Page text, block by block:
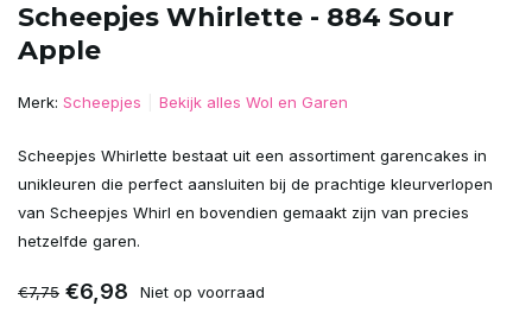
Scheepjes Whirlette - 884 Sour
Apple
Merk: Scheepjes Bekijk alles Wol en Garen
Scheepjes Whirlette bestaat uit een assortiment garencakes in
unikleuren die perfect aansluiten bij de prachtige kleurverlopen
van Scheepjes Whirl en bovendien gemaakt zijn van precies
hetzelfde garen.
€7,75 €6,98 Niet op voorraad